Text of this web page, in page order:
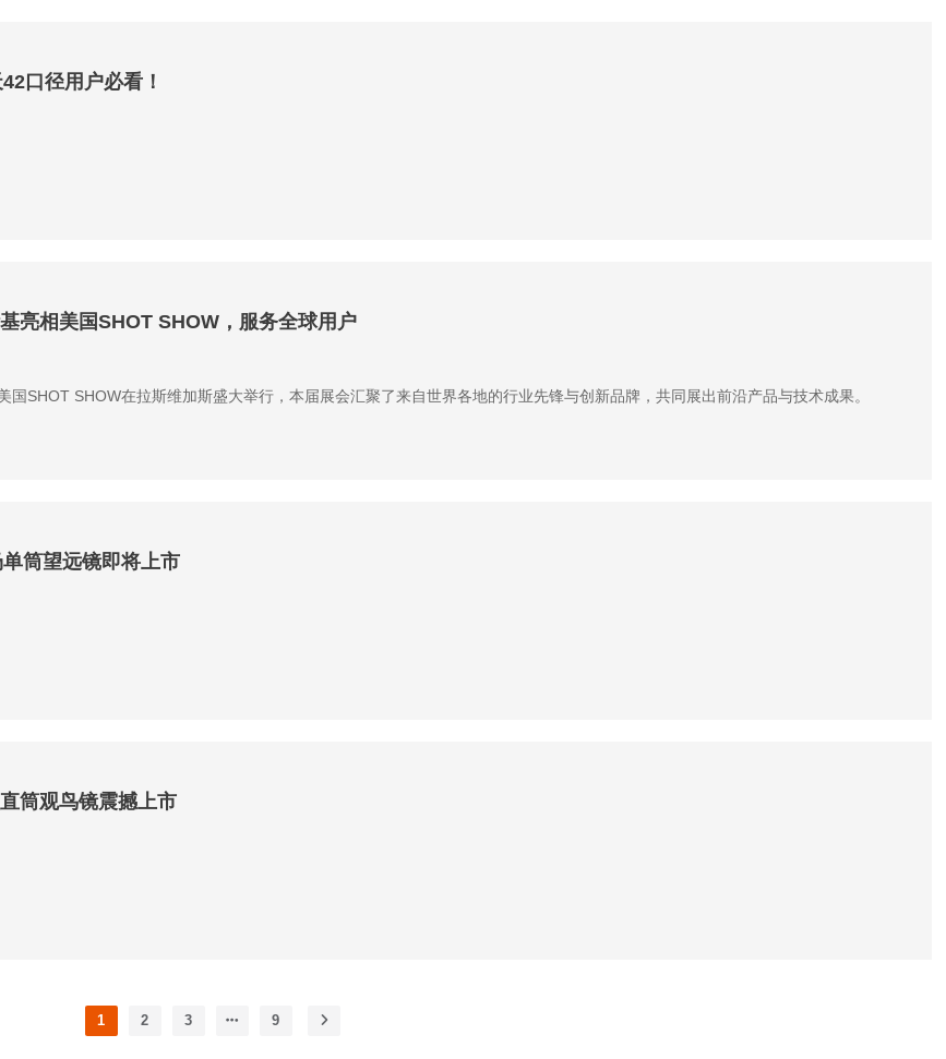
口径用户必看！
亮相美国SHOT SHOW，服务全球用户
国SHOT SHOW在拉斯维加斯盛大举行，本届展会汇聚了来自世界各地的行业先锋与创新品牌，共同展出前沿产品与技术成果。
筒望远镜即将上市
筒观鸟镜震撼上市
1 2 3 9